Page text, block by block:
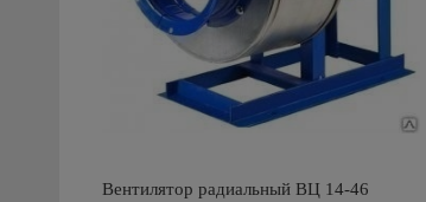
Вентилятор радиальный ВЦ 14-46